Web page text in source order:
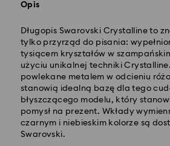
Opis
Długopis Swarovski Crystalline to
tylko przyrząd do pisania:
tysiącem kryształów w
użyciu unikalnej techniki
powlekane metalem w odcieniu
stanowią idealną bazę dla tego
błyszczącego modelu, który
pomysł na prezent. Wkłady
czarnym i niebieskim kolorze są
Swarovski.
godziny 10:00 czasu CET zostaną
Standardowy czas dostawy: 3 dni
przetworzeniu i wysyłce
Koszt dostawy standardowej: 25
Bezpłatna standardowa wysyłka
powyżej 420 PLN
Dostawy ekspresowej - FedEx
Zamówienia złożone of